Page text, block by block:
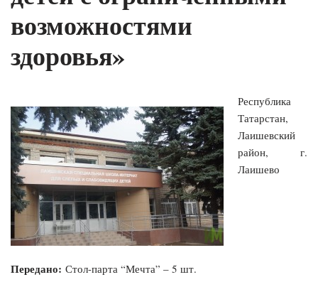
возможностями
здоровья»
Республика
Татарстан,
Лаишевский
район, г.
Лаишево
Передано: Стол-парта “Мечта” – 5 шт.